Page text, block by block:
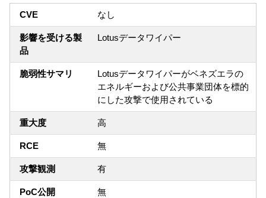
CVE なし
影響を受ける製
品
Lotusデータワイパー
脆弱性サマリ
Lotusデータワイパーがベネズエラの
エネルギーおよび公共事業団体を標的
にした攻撃で使用されている
重大度 高
RCE 無
攻撃観測 有
PoC公開 無